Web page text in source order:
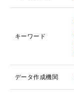
キーワード
データ作成機関